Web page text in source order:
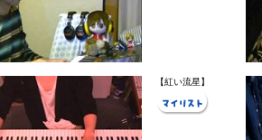
【紅い流星】